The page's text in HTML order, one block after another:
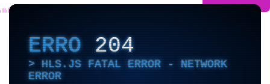
ERRO204
HLS.JS FATAL ERROR - NETWORK
ERROR